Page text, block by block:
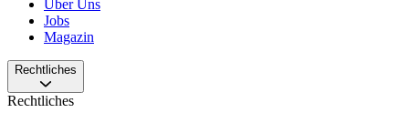
Über Uns
Jobs
Magazin
Rechtliches
Rechtliches